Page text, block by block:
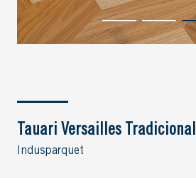
Tauari Versailles Tradicional
Indusparquet